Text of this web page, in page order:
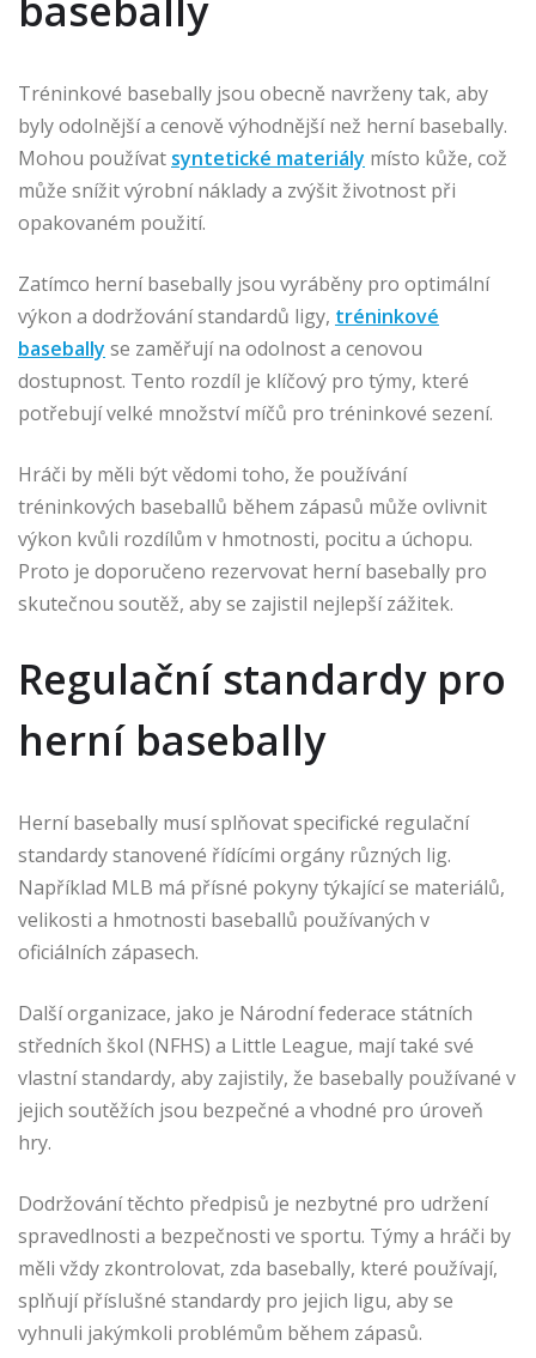
Tréninkové basebally jsou obecně navrženy tak, aby
byly odolnější a cenově výhodnější než herní basebally.
Mohou používat syntetické materiály místo kůže, což
může snížit výrobní náklady a zvýšit životnost při
opakovaném použití.
Zatímco herní basebally jsou vyráběny pro optimální
výkon a dodržování standardů ligy, tréninkové
basebally se zaměřují na odolnost a cenovou
dostupnost. Tento rozdíl je klíčový pro týmy, které
potřebují velké množství míčů pro tréninkové sezení.
Hráči by měli být vědomi toho, že používání
tréninkových baseballů během zápasů může ovlivnit
výkon kvůli rozdílům v hmotnosti, pocitu a úchopu.
Proto je doporučeno rezervovat herní basebally pro
skutečnou soutěž, aby se zajistil nejlepší zážitek.
Regulační standardy pro
herní basebally
Herní basebally musí splňovat specifické regulační
standardy stanovené řídícími orgány různých lig.
Například MLB má přísné pokyny týkající se materiálů,
velikosti a hmotnosti baseballů používaných v
oficiálních zápasech.
Další organizace, jako je Národní federace státních
středních škol (NFHS) a Little League, mají také své
vlastní standardy, aby zajistily, že basebally používané v
jejich soutěžích jsou bezpečné a vhodné pro úroveň
hry.
Dodržování těchto předpisů je nezbytné pro udržení
spravedlnosti a bezpečnosti ve sportu. Týmy a hráči by
měli vždy zkontrolovat, zda basebally, které používají,
splňují příslušné standardy pro jejich ligu, aby se
vyhnuli jakýmkoli problémům během zápasů.